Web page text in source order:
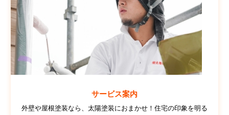
サービス案内
外壁や屋根塗装なら、太陽塗装におまかせ！住宅の印象を明る